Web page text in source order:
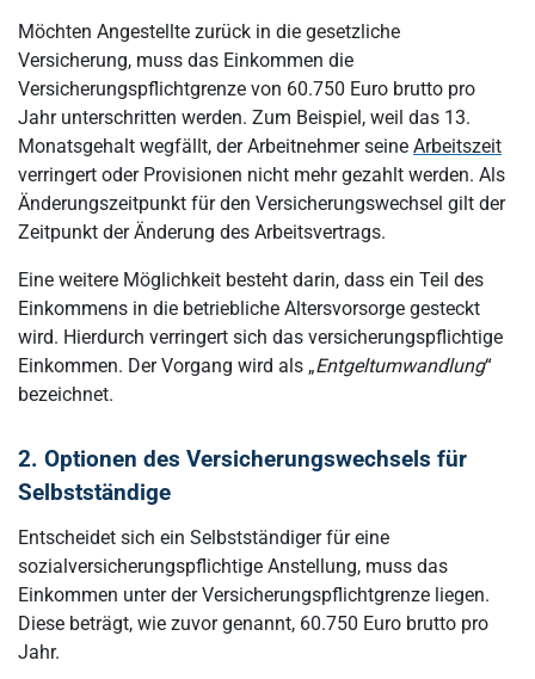
Möchten Angestellte zurück in die gesetzliche
Versicherung, muss das Einkommen die
Versicherungspflichtgrenze von 60.750 Euro brutto pro
Jahr unterschritten werden. Zum Beispiel, weil das 13.
Monatsgehalt wegfällt, der Arbeitnehmer seine Arbeitszeit
verringert oder Provisionen nicht mehr gezahlt werden. Als
Änderungszeitpunkt für den Versicherungswechsel gilt der
Zeitpunkt der Änderung des Arbeitsvertrags.
Eine weitere Möglichkeit besteht darin, dass ein Teil des
Einkommens in die betriebliche Altersvorsorge gesteckt
wird. Hierdurch verringert sich das versicherungspflichtige
Einkommen. Der Vorgang wird als „Entgeltumwandlung“
bezeichnet.
2. Optionen des Versicherungswechsels für
Selbstständige
Entscheidet sich ein Selbstständiger für eine
sozialversicherungspflichtige Anstellung, muss das
Einkommen unter der Versicherungspflichtgrenze liegen.
Diese beträgt, wie zuvor genannt, 60.750 Euro brutto pro
Jahr.